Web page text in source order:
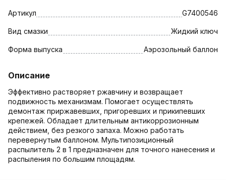
Артикул G7400546
Вид смазки Жидкий ключ
Форма выпуска Аэрозольный баллон
Описание
Эффективно растворяет ржавчину и возвращает
подвижность механизмам. Помогает осуществлять
демонтаж приржавевших, пригоревших и прикипевших
крепежей. Обладает длительным антикоррозионным
действием, без резкого запаха. Можно работать
перевернутым баллоном. Мультипозиционный
распылитель 2 в 1 предназначен для точного нанесения и
распыления по большим площадям.